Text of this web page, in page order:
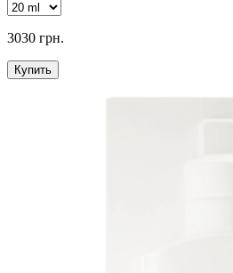
3030 грн.
Купить